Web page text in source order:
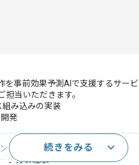
を事前効果予測AIで支援するサービ
当いただきます。
み込みの実装
発
ドの開発経験
タ分析経験
続きをみる